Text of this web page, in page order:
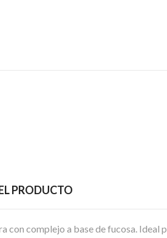
PRODUCTO
con complejo a base de fucosa.